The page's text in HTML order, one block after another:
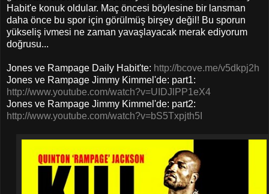
Habit'e konuk oldular. Maç öncesi böylesine bir lansman
daha önce bu spor için görülmüş birşey değil! Bu sporun
yükseliş ivmesi ne zaman yavaşlayacak merak ediyorum
doğrusu...
Jones ve Rampage Daily Habit'te: http://bcove.me/v5dkpj2h
Jones ve Rampage Jimmy Kimmel'de: part1:
http://www.youtube.com/watch?v=UIDJlPP1eX4
Jones ve Rampage Jimmy Kimmel'de: part2:
http://www.youtube.com/watch?v=bS5Txpjth5I